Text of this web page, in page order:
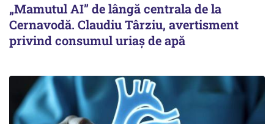
„Mamutul AI” de lângă centrala de la
Cernavodă. Claudiu Târziu, avertisment
privind consumul uriaș de apă